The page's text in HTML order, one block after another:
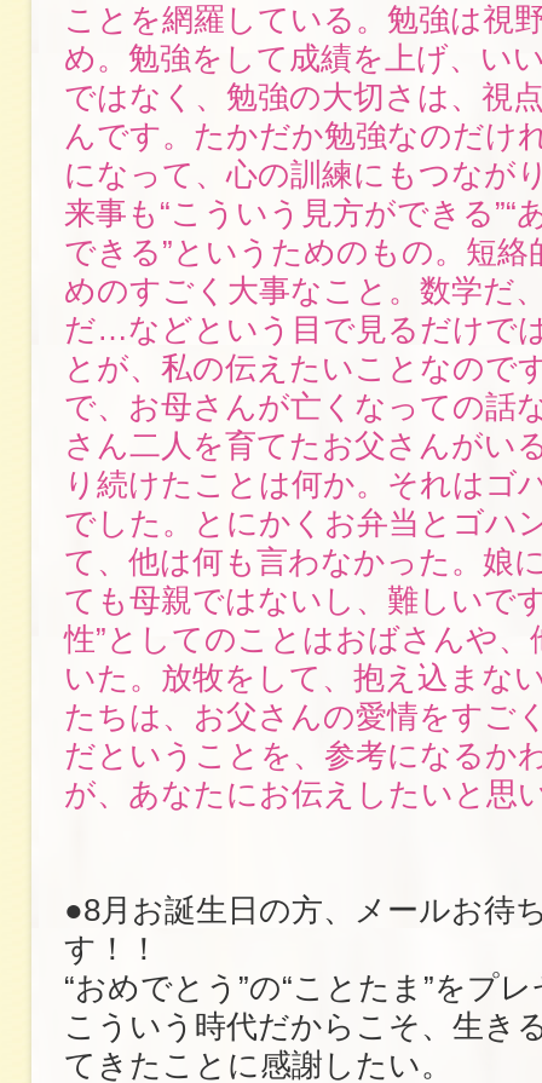
ことを網羅している。勉強は視
め。勉強をして成績を上げ、い
ではなく、勉強の大切さは、視
んです。たかだか勉強なのだけ
になって、心の訓練にもつなが
来事も“こういう見方ができる”“
できる”というためのもの。短絡
めのすごく大事なこと。数学だ
だ…などという目で見るだけで
とが、私の伝えたいことなので
で、お母さんが亡くなっての話
さん二人を育てたお父さんがい
り続けたことは何か。それはゴ
でした。とにかくお弁当とゴハ
て、他は何も言わなかった。娘
ても母親ではないし、難しいで
性”としてのことはおばさんや、
いた。放牧をして、抱え込まな
たちは、お父さんの愛情をすご
だということを、参考になるか
が、あなたにお伝えしたいと思
●8月お誕生日の方、メールお待
す！！
“おめでとう”の“ことたま”をプ
こういう時代だからこそ、生き
てきたことに感謝したい。